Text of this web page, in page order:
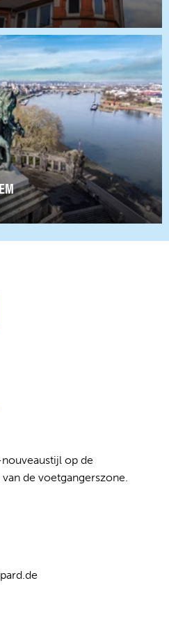
met onze luxeautocar via
naar Traben-Trarbach.
Wein-Nachts-Markt in de
verlichte, authentieke
van de stad. Deze unieke
waar wijn, culinaire
centraal staan, nodigt
hangen en te genieten van
de onderwereld van het
de kerstmarkt. Terug naar
en logies.
van de Moezel en de
en Barchon, avondstop. Over
omstreeks 20u.
op de
de voetgangerszone.